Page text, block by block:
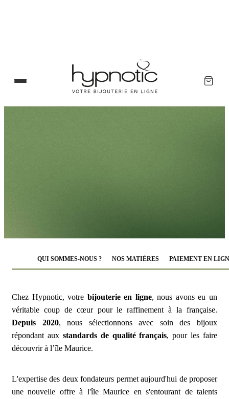
QUI SOMMES-NOUS ? NOS MATIÈRES PAIEMENT EN
Chez Hypnotic, votre bijouterie en ligne, nous avons eu un
véritable coup de cœur pour le raffinement à la française.
Depuis 2020, nous sélectionnons avec soin des bijoux
répondant aux standards de qualité français, pour les faire
découvrir à l’île Maurice.
L'expertise des deux fondateurs permet aujourd'hui de proposer
une nouvelle offre à l'île Maurice en s'entourant de talents